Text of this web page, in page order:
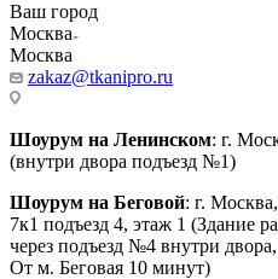
Ваш город
Москва
Москва
zakaz@tkanipro.ru
Шоурум на Ленинском: г.
(внутри двора подъезд №1)
Шоурум на Беговой: г.
7к1 подъезд 4, этаж 1 (Здание
через подъезд №4 внутри
От м. Беговая 10 минут)